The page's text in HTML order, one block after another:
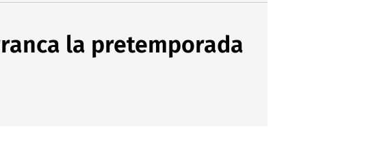
la pretemporada